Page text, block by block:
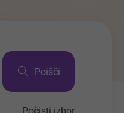
Poišči